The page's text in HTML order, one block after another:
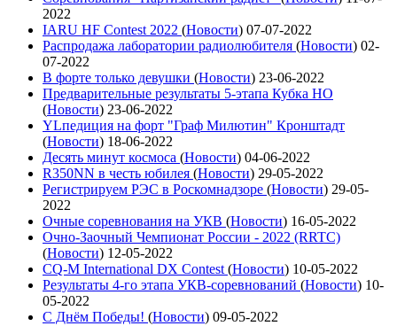
2022
IARU HF Contest 2022 (Новости) 07-07-2022
Распродажа лаборатории радиолюбителя (Новости) 02-
07-2022
В форте только девушки (Новости) 23-06-2022
Предварительные результаты 5-этапа Кубка НО
(Новости) 23-06-2022
YLпедиция на форт "Граф Милютин" Кронштадт
(Новости) 18-06-2022
Десять минут космоса (Новости) 04-06-2022
R350NN в честь юбилея (Новости) 29-05-2022
Регистрируем РЭС в Роскомнадзоре (Новости) 29-05-
2022
Очные соревнования на УКВ (Новости) 16-05-2022
Очно-Заочный Чемпионат России - 2022 (RRTC)
(Новости) 12-05-2022
CQ-M International DX Contest (Новости) 10-05-2022
Результаты 4-го этапа УКВ-соревнований (Новости) 10-
05-2022
С Днём Победы! (Новости) 09-05-2022